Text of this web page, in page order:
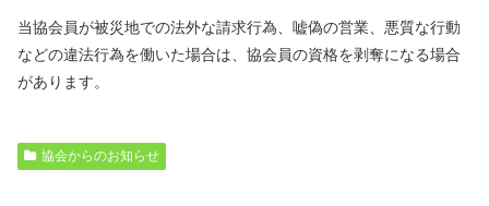
当協会員が被災地での法外な請求行為、嘘偽の営業、悪質な行動
などの違法行為を働いた場合は、協会員の資格を剥奪になる場合
があります。
協会からのお知らせ